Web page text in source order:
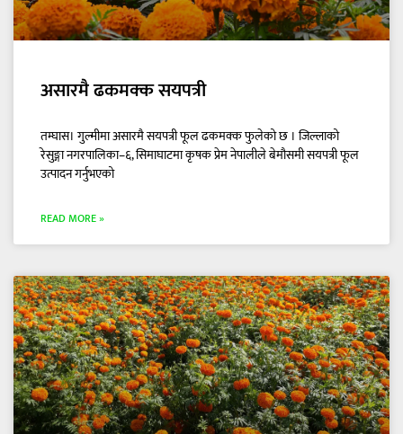
असारमै ढकमक्क सयपत्री
तम्घास। गुल्मीमा असारमै सयपत्री फूल ढकमक्क फुलेको छ । जिल्लाको
रेसुङ्गा नगरपालिका–६, सिमाघाटमा कृषक प्रेम नेपालीले बेमौसमी सयपत्री फूल
उत्पादन गर्नुभएको
READ MORE »